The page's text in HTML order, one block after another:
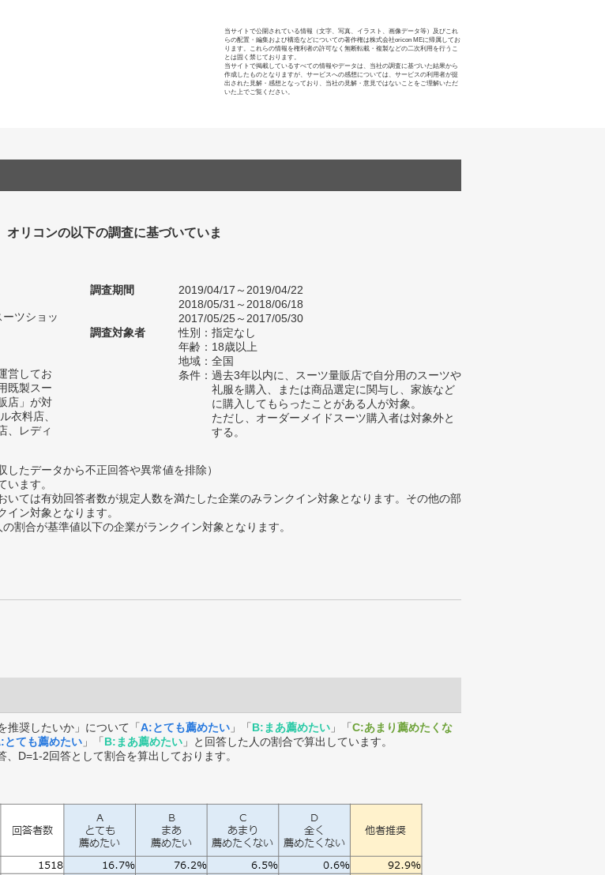
当サイトで公開されている情報（文字、写真、イラスト、画像データ等）及びこれ
らの配置・編集および構造などについての著作権は株式会社oricon MEに帰属してお
ります。これらの情報を権利者の許可なく無断転載・複製などの二次利用を行うこ
とは固く禁じております。
当サイトで掲載しているすべての情報やデータは、当社の調査に基づいた結果から
作成したものとなりますが、サービスへの感想については、サービスの利用者が提
出された見解・感想となっており、当社の見解・意見ではないことをご理解いただ
いた上でご覧ください。
オリコンの以下の調査に基づいていま
ツショッ
営してお
既製スー
店」が対
衣料店、
、レディ
調査期間
2019/04/17～2019/04/22
2018/05/31～2018/06/18
2017/05/25～2017/05/30
調査対象者
性別：指定なし
年齢：18歳以上
地域：全国
条件：過去3年以内に、スーツ量販店で自分用のスーツや
礼服を購入、または商品選定に関与し、家族など
に購入してもらったことがある人が対象。
ただし、オーダーメイドスーツ購入者は対象外と
する。
たデータから不正回答や異常値を排除）
ます。
ては有効回答者数が規定人数を満たした企業のみランクイン対象となります。その他の部
ン対象となります。
割合が基準値以下の企業がランクイン対象となります。
推奨したいか」について「A:とても薦めたい 」「B:まあ薦めたい 」「C:あまり薦めたくな
とても薦めたい 」「B:まあ薦めたい 」と回答した人の割合で算出しています。
D=1-2回答として割合を算出しております。